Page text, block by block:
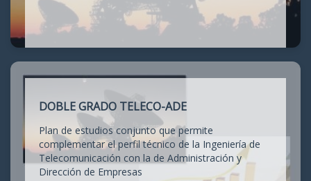
DOBLE GRADO TELECO-ADE
Plan de estudios conjunto que permite
complementar el perfil técnico de la Ingeniería de
Telecomunicación con la de Administración y
Dirección de Empresas